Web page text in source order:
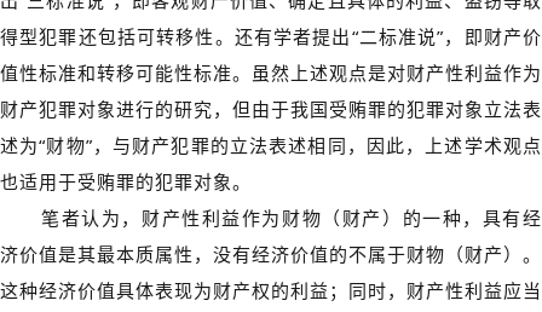
得型犯罪还包括可转移性。还有学者提出“二标准说”，即财产价
值性标准和转移可能性标准。虽然上述观点是对财产性利益作为
财产犯罪对象进行的研究，但由于我国受贿罪的犯罪对象立法表
述为“财物”，与财产犯罪的立法表述相同，因此，上述学术观点
也适用于受贿罪的犯罪对象。
笔者认为，财产性利益作为财物（财产）的一种，具有经
济价值是其最本质属性，没有经济价值的不属于财物（财产）。
这种经济价值具体表现为财产权的利益；同时，财产性利益应当